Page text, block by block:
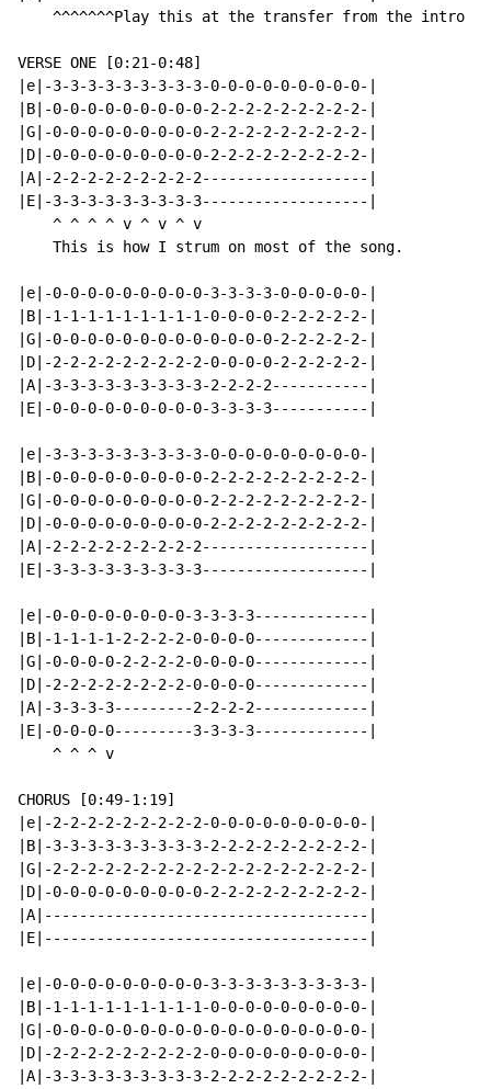
^^^^^^^Play this at the transfer from the intro
VERSE ONE [0:21-0:48]
|e|-3-3-3-3-3-3-3-3-3-0-0-0-0-0-0-0-0-0-|
|B|-0-0-0-0-0-0-0-0-0-2-2-2-2-2-2-2-2-2-|
|G|-0-0-0-0-0-0-0-0-0-2-2-2-2-2-2-2-2-2-|
|D|-0-0-0-0-0-0-0-0-0-2-2-2-2-2-2-2-2-2-|
|A|-2-2-2-2-2-2-2-2-2-------------------|
|E|-3-3-3-3-3-3-3-3-3-------------------|
    ^ ^ ^ ^ v ^ v ^ v
    This is how I strum on most of the song.
|e|-0-0-0-0-0-0-0-0-0-3-3-3-3-0-0-0-0-0-|
|B|-1-1-1-1-1-1-1-1-1-0-0-0-0-2-2-2-2-2-|
|G|-0-0-0-0-0-0-0-0-0-0-0-0-0-2-2-2-2-2-|
|D|-2-2-2-2-2-2-2-2-2-0-0-0-0-2-2-2-2-2-|
|A|-3-3-3-3-3-3-3-3-3-2-2-2-2-----------|
|E|-0-0-0-0-0-0-0-0-0-3-3-3-3-----------|
|e|-3-3-3-3-3-3-3-3-3-0-0-0-0-0-0-0-0-0-|
|B|-0-0-0-0-0-0-0-0-0-2-2-2-2-2-2-2-2-2-|
|G|-0-0-0-0-0-0-0-0-0-2-2-2-2-2-2-2-2-2-|
|D|-0-0-0-0-0-0-0-0-0-2-2-2-2-2-2-2-2-2-|
|A|-2-2-2-2-2-2-2-2-2-------------------|
|E|-3-3-3-3-3-3-3-3-3-------------------|
|e|-0-0-0-0-0-0-0-0-3-3-3-3-------------|
|B|-1-1-1-1-2-2-2-2-0-0-0-0-------------|
|G|-0-0-0-0-2-2-2-2-0-0-0-0-------------|
|D|-2-2-2-2-2-2-2-2-0-0-0-0-------------|
|A|-3-3-3-3---------2-2-2-2-------------|
|E|-0-0-0-0---------3-3-3-3-------------|
    ^ ^ ^ v
CHORUS [0:49-1:19]
|e|-2-2-2-2-2-2-2-2-2-0-0-0-0-0-0-0-0-0-|
|B|-3-3-3-3-3-3-3-3-3-2-2-2-2-2-2-2-2-2-|
|G|-2-2-2-2-2-2-2-2-2-2-2-2-2-2-2-2-2-2-|
|D|-0-0-0-0-0-0-0-0-0-2-2-2-2-2-2-2-2-2-|
|A|-------------------------------------|
|E|-------------------------------------|
|e|-0-0-0-0-0-0-0-0-0-3-3-3-3-3-3-3-3-3-|
|B|-1-1-1-1-1-1-1-1-1-0-0-0-0-0-0-0-0-0-|
|G|-0-0-0-0-0-0-0-0-0-0-0-0-0-0-0-0-0-0-|
|D|-2-2-2-2-2-2-2-2-2-0-0-0-0-0-0-0-0-0-|
|A|-3-3-3-3-3-3-3-3-3-2-2-2-2-2-2-2-2-2-|